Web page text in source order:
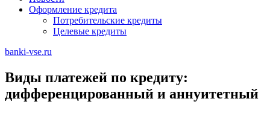
Оформление кредита
Потребительские кредиты
Целевые кредиты
banki-vse.ru
Виды платежей по кредиту:
дифференцированный и aннуитетный